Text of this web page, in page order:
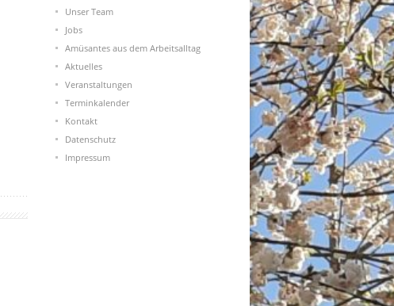
Unser Team
Jobs
Amüsantes aus dem Arbeitsalltag
Aktuelles
Veranstaltungen
Terminkalender
Kontakt
Datenschutz
Impressum